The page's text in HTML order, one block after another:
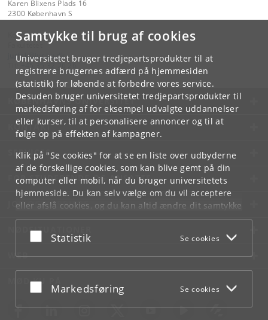
Samtykke til brug af cookies
Universitetet bruger tredjepartsprodukter til at
registrere brugernes adfærd på hjemmesiden
(statistik) for løbende at forbedre vores service.
Desuden bruger universitetet tredjepartsprodukter til
markedsføring af for eksempel udvalgte uddannelser
eller kurser, til at personalisere annoncer og til at
følge op på effekten af kampagner.
Klik på "Se cookies" for at se en liste over udbyderne
af de forskellige cookies, som kan blive gemt på din
computer eller mobil, når du bruger universitetets
hjemmeside. Du kan selv vælge om du vil acceptere
eller afslå cookies, og du kan altid ændre dit samtykke
underCookie- og privatlivspolitiksom du finder i
bunden af hver side.
Acceptér eller afslå
Statistik Se cookies
Acceptér eller afslå
Markedsføring Se cookies
Karen Blixens Plads 16
2300 København S
Kontakt:
jurfak @jur.ku.dk
KØBENHAVNS UNIVERSITET
KONTAKT
SERVICES
FOR STUDERENDE OG ANSATTE
JOB OG KARRIERE
NØDSITUATIONER
WEB
MØD KU PÅ